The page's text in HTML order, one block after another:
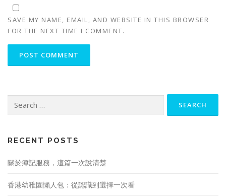
SAVE MY NAME, EMAIL, AND WEBSITE IN THIS BROWSER
FOR THE NEXT TIME I COMMENT.
for:
RECENT POSTS
關於簿記服務，這篇一次說清楚
香港幼稚園懶人包：從認識到選擇一次看